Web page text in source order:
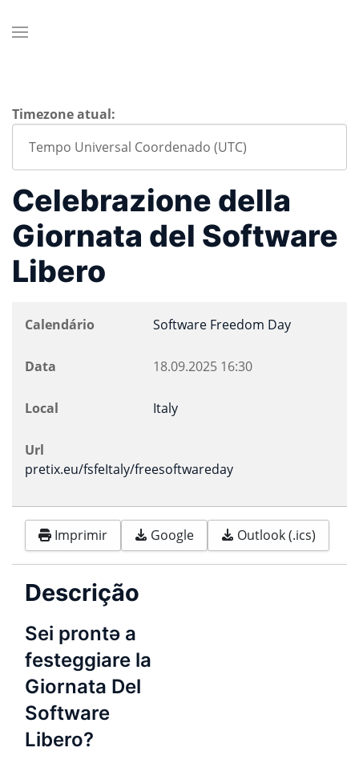
Timezone atual:
Celebrazione della
Giornata del Software
Libero
Calendário Software Freedom Day
Data 18.09.2025 16:30
Local Italy
Url
pretix.eu/fsfeItaly/freesoftwareday
Imprimir Google Outlook (.ics)
Descrição
Sei prontə a
festeggiare la
Giornata Del
Software
Libero?